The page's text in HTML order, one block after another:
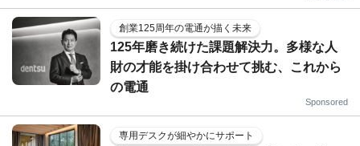
創業125周年の電通が描く未来
125年磨き続けた課題解決力。多様な人
財の才能を掛け合わせて挑む、これから
の電通
Sponsored
専用デスクが細やかにサポート